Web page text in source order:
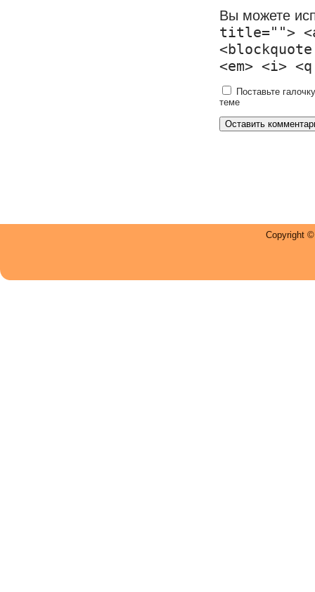
Вы можете
title="">
<em> <i>
Поставьте
теме
Copyright